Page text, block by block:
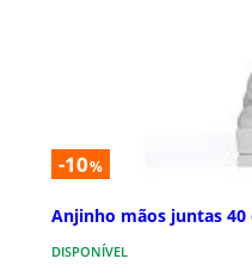
-10%
Anjinho mãos juntas
DISPONÍVEL